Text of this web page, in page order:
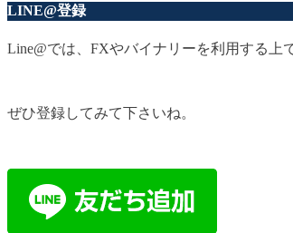
LINE@登録
Line@では、FXやバイナリーを利用する上
ぜひ登録してみて下さいね。